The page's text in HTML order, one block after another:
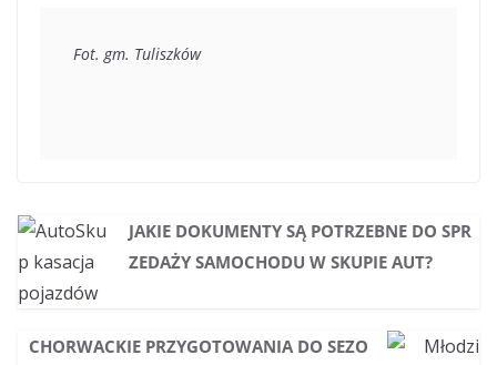
Fot. gm. Tuliszków
JAKIE DOKUMENTY SĄ POTRZEBNE DO SPR
ZEDAŻY SAMOCHODU W SKUPIE AUT?
CHORWACKIE PRZYGOTOWANIA DO SEZO